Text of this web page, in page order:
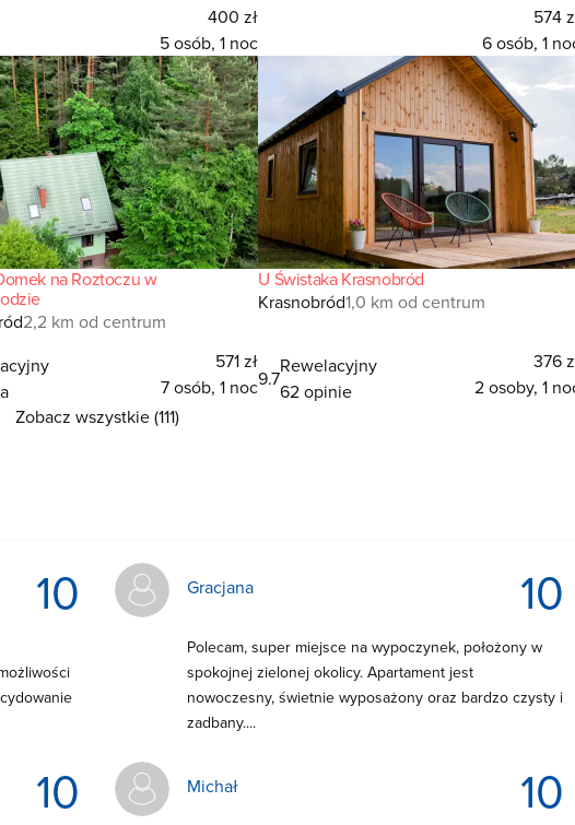
400 zł
5 osób, 1 noc
574
6 osób, 1
na Roztoczu w
2,2 km od centrum
571 zł
7 osób, 1 noc
U Świstaka Krasnobród
Krasnobród1,0 km od centrum
9.7
Rewelacyjny
62 opinie
376
2 osoby, 1
Zobacz wszystkie (111)
10 10
Gracjana
Polecam, super miejsce na wypoczynek, położony w
spokojnej zielonej okolicy. Apartament jest
nowoczesny, świetnie wyposażony oraz bardzo czysty i
zadbany....
10 10
Michał